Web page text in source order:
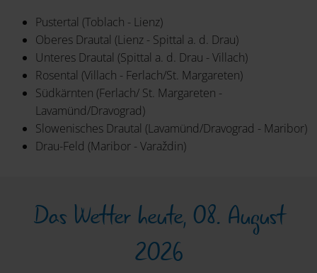
Pustertal (Toblach - Lienz)
Oberes Drautal (Lienz - Spittal a. d. Drau)
Unteres Drautal (Spittal a. d. Drau - Villach)
Rosental (Villach - Ferlach/St. Margareten)
Südkärnten (Ferlach/ St. Margareten -
Lavamünd/Dravograd)
Slowenisches Drautal (Lavamünd/Dravograd - Maribor)
Drau-Feld (Maribor - Varaždin)
Das Wetter heute, 08. August
2026